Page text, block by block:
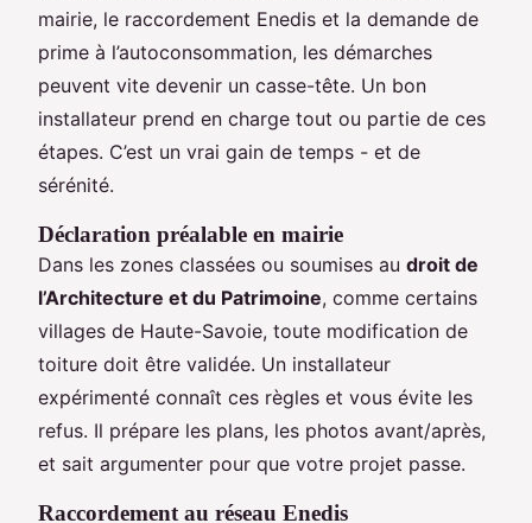
mairie, le raccordement Enedis et la demande de
prime à l’autoconsommation, les démarches
peuvent vite devenir un casse-tête. Un bon
installateur prend en charge tout ou partie de ces
étapes. C’est un vrai gain de temps - et de
sérénité.
Déclaration préalable en mairie
Dans les zones classées ou soumises au droit de
l’Architecture et du Patrimoine, comme certains
villages de Haute-Savoie, toute modification de
toiture doit être validée. Un installateur
expérimenté connaît ces règles et vous évite les
refus. Il prépare les plans, les photos avant/après,
et sait argumenter pour que votre projet passe.
Raccordement au réseau Enedis